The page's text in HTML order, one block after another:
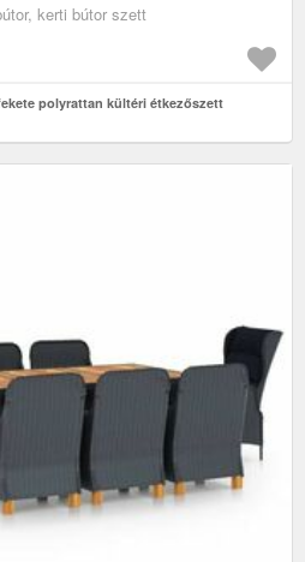
kerti bútor szett
polyrattan kültéri étkezőszett